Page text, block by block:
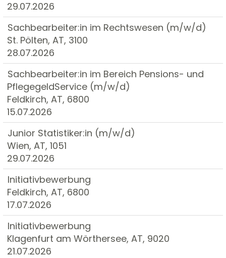
29.07.2026
Sachbearbeiter:in im Rechtswesen (m/w/d)
St. Pölten, AT, 3100
28.07.2026
Sachbearbeiter:in im Bereich Pensions- und
PflegegeldService (m/w/d)
Feldkirch, AT, 6800
15.07.2026
Junior Statistiker:in (m/w/d)
Wien, AT, 1051
29.07.2026
Initiativbewerbung
Feldkirch, AT, 6800
17.07.2026
Initiativbewerbung
Klagenfurt am Wörthersee, AT, 9020
21.07.2026